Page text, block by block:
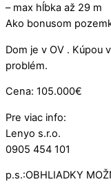
– max hĺbka až 29 m
Ako bonusom
Dom je v OV . Kúpou
problém.
Cena: 105.000€
Pre viac info:
Lenyo s.r.o.
0905 454 101
p.s.:OBHLIADKY